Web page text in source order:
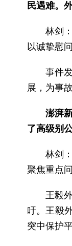
民遇难。
林剑
以诚挚慰问
事件
展，为事
澎湃
了高级别
林剑
聚焦重点
王毅
吁。王毅
突中保护